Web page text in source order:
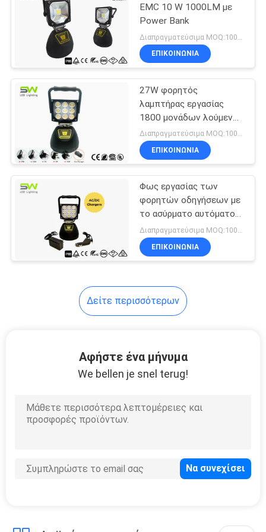
Φορητό οδήγησε
πλημμύρας φώτα
84
Ηλιακό οδηγημένο
φως εργασίας
Φως φανών των
δύναμης
LED
EMC 10 W 1000LM με
Power Bank
ΕΠΙΚΟΙΝΩΝΊΑ
27W φορητός
λαμπτήρας εργασίας
1800 μονάδων λούμεν
με το μαγνήτη και τη
λαβή, διευθετήσιμη
γωνία
Διαπραγματεύσιμα MOQ:1000 τεμ
ΕΠΙΚΟΙΝΩΝΊΑ
Φως εργασίας των
φορητών οδηγήσεων με
το ασύρματο αυτόματο
φως επιθεώρησης
μαγνητών
Διαπραγματεύσιμα MOQ:1000 τεμ
ΕΠΙΚΟΙΝΩΝΊΑ
Δείτε περισσότερων
Αφήστε ένα μήνυμα
We bellen je snel terug!